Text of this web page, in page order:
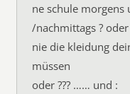
ne schule
/nachmittags ? oder
nie die kleidung
müssen
oder ??? …… und :